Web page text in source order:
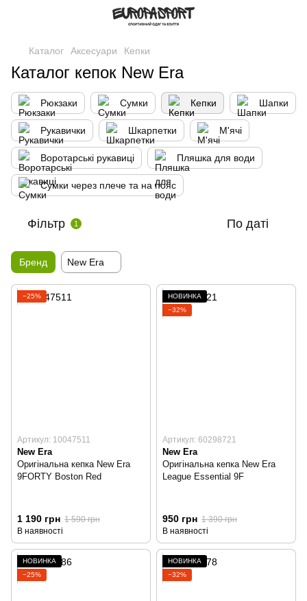
Каталог Аксесуари Кепки
Каталог кепок New Era
Рюкзаки Сумки Кепки Шапки
Рукавички Шкарпетки М'ячі
Воротарські рукавиці Пляшка для води
Сумки через плече та на пояс
Фільтр 1 По даті
Бренд New Era
−25%
Артикул: 10047511
New Era
Оригінальна кепка New Era
9FORTY Boston Red
1 190 грн 1 590 грн
В наявності
НОВИНКА
−32%
Артикул: 60298721
New Era
Оригінальна кепка New Era
League Essential 9F
950 грн 1 390 грн
В наявності
НОВИНКА
−25%
НОВИНКА
−32%